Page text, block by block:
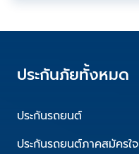
ประกันภัยทั้งหมด
ประกันรถยนต์
ประกันรถยนต์ภาคสมัครใจ